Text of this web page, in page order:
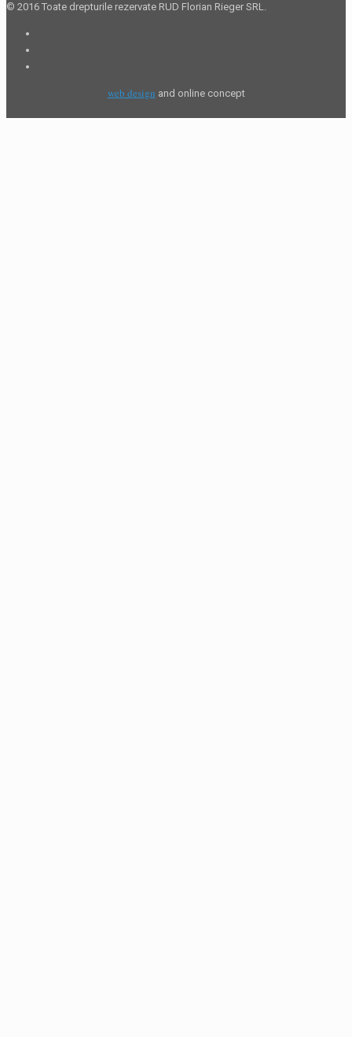
© 2016 Toate drepturile rezervate RUD Florian Rieger SRL.
web design and online concept